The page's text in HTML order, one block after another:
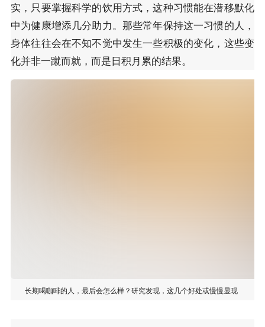
实，只要掌握科学的饮用方式，这种习惯能在潜移默化
中为健康增添几分助力。那些常年保持这一习惯的人，
身体往往会在不知不觉中发生一些积极的变化，这些变
化并非一蹴而就，而是日积月累的结果。
长期喝咖啡的人，最后会怎么样？研究发现，这几个好处或慢慢显现